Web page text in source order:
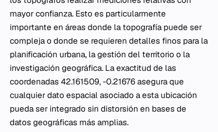
mayor confianza. Esto es particularmente
importante en áreas donde la topografía puede ser
compleja o donde se requieren detalles finos para la
planificación urbana, la gestión del territorio o la
investigación geográfica. La exactitud de las
coordenadas 42.161509, -0.21676 asegura que
cualquier dato espacial asociado a esta ubicación
pueda ser integrado sin distorsión en bases de
datos geográficas más amplias.